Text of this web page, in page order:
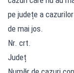
pe județe a
de mai jos.
Nr. crt.
Județ